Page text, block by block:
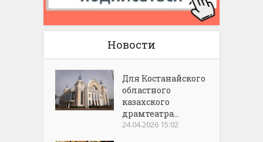
Новости
Для Костанайского
областного
казахского
драмтеатра...
24.04.2026 15:02